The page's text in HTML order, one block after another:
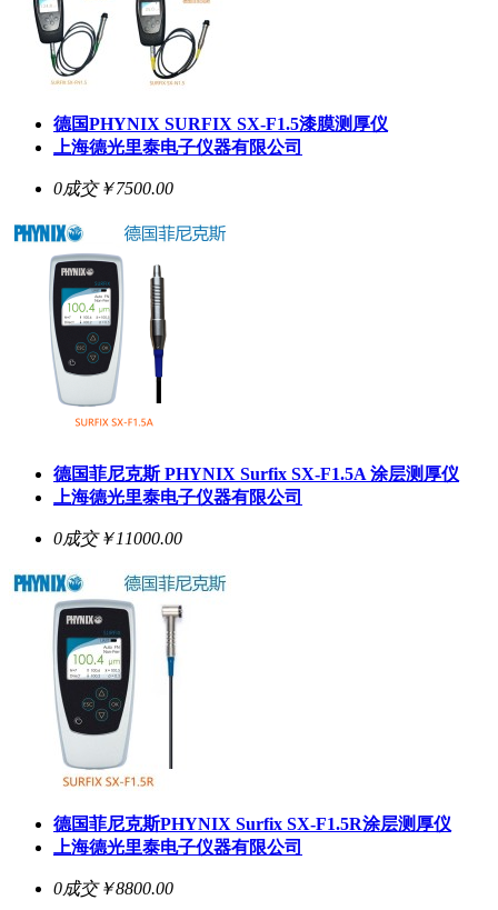
德国PHYNIX SURFIX SX-F1.5漆膜测厚仪
上海德光里泰电子仪器有限公司
0成交￥7500.00
德国菲尼克斯 PHYNIX Surfix SX-F1.5A 涂层测厚仪
上海德光里泰电子仪器有限公司
0成交￥11000.00
德国菲尼克斯PHYNIX Surfix SX-F1.5R涂层测厚仪
上海德光里泰电子仪器有限公司
0成交￥8800.00